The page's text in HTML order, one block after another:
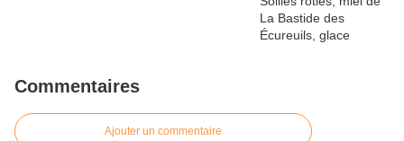
Commentaires
Ajouter un commentaire